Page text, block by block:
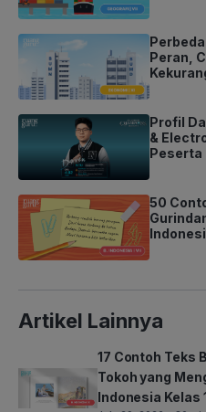
Peran,
Profil
&
Peserta
50
Artikel Lainnya
17 Contoh Teks
Tokoh yang
Indonesia Kelas